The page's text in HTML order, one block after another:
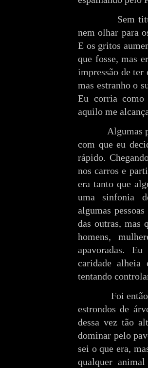
Sem
nem olhar para
E os gritos
que fosse, mas
impressão de
mas estranho o
Eu corria como
aquilo me
Algumas
com que eu
rápido.
nos carros e
era tanto que
uma sinfonia
algumas
das outras, mas
homens,
apavoradas.
caridade
tentando
Foi então
estrondos de
dessa vez tão
dominar pelo
sei o que era,
qualquer